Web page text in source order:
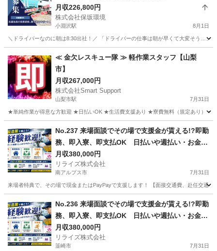
月収226,800円
株式会社保坂環境
小淵沢駅 8月1日
＼ドライバーなのに朝は8:30出社！／ 「ドライバーの仕事は朝が早くて大変そう…」
小淵沢駅
≪ 金欠レスキュー隊 ≫ 軽作業スタッフ【山梨
市】
月収267,000円
株式会社Smart Support
山梨市駅 7月31日
★単純作業が得意な方歓迎 ★日払いOK ★生活費支援あり ★寮費無料（規定あり） ★
その他 単純作業
No.237 来場面談でその場で支援金が貰える!?即勤
務、即入寮、即支払OK 日払いや週払い・お金住
む場所に困ってる方必見の案件です！簡単な電子
部品の製造・加工のお仕事♪
月収380,000円
リライズ株式会社
南アルプス市 7月31日
来場者特典で、その場で現金またはPayPayで支援します！ 【面接交通費、赴任交通
その他
No.236 来場面談でその場で支援金が貰える!?即勤
務、即入寮、即支払OK 日払いや週払い・お金住
む場所に困ってる方必見の案件です！簡単な電子
部品の製造・加工のお仕事♪
月収380,000円
リライズ株式会社
韮崎市 7月31日